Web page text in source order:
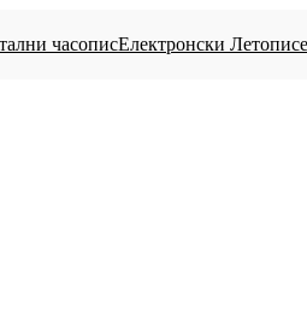
часописЕлектронски Летопис